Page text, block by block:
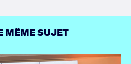
MÊME SUJET